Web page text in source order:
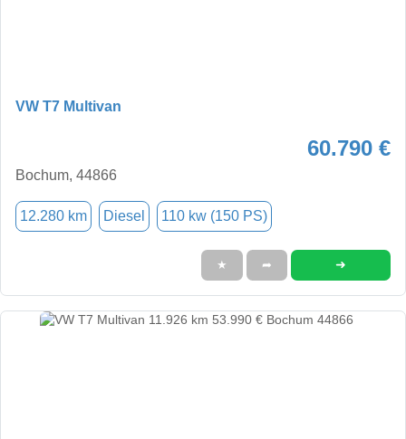
VW T7 Multivan
60.790 €
Bochum, 44866
12.280 km Diesel 110 kw (150 PS)
★ ➦ ➜